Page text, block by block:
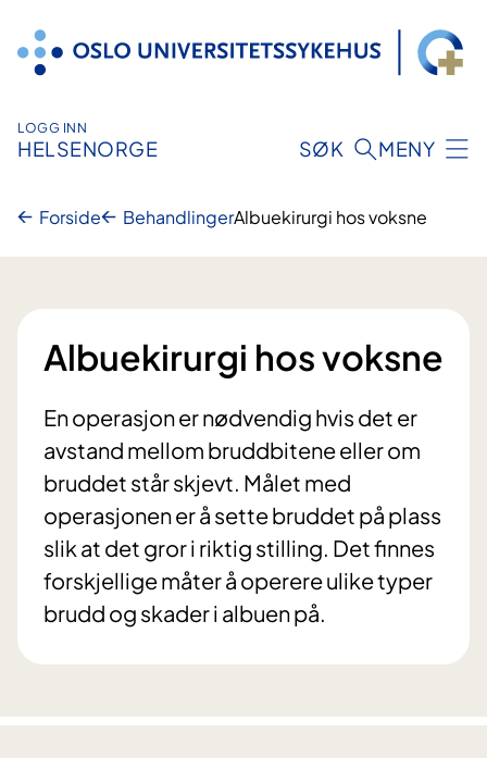
innhold
LOGG INN
HELSENORGE SØK MENY
Forside BehandlingerAlbuekirurgi hos voksne
Albuekirurgi hos voksne
En operasjon er nødvendig hvis det er
avstand mellom bruddbitene eller om
bruddet står skjevt. Målet med
operasjonen er å sette bruddet på plass
slik at det gror i riktig stilling. Det finnes
forskjellige måter å operere ulike typer
brudd og skader i albuen på.